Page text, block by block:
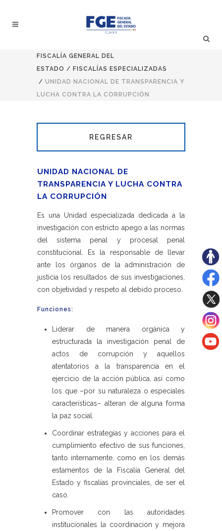
FISCALÍA GENERAL DEL
ESTADO / FISCALÍAS ESPECIALIZADAS
/ UNIDAD NACIONAL DE TRANSPARENCIA Y
LUCHA CONTRA LA CORRUPCIÓN
REGRESAR
UNIDAD NACIONAL DE
TRANSPARENCIA Y LUCHA CONTRA
LA CORRUPCIÓN
Es una Unidad especializada dedicada a la
investigación con estricto apego a las normas
del sistema penal y procesal penal
constitucional. Es la responsable de llevar
ante los órganos de la administración de
justicia los resultados de sus investigaciones,
con objetividad y respeto al debido proceso.
Funciones:
Liderar de manera orgánica y
estructurada la investigación penal de
actos de corrupción y aquellos
atentatorios a la transparencia en el
ejercicio de la acción pública, así como
los que –por su naturaleza o especiales
características– alteran de alguna forma
la paz social.
Coordinar estrategias y acciones para el
cumplimiento efectivo de sus funciones,
tanto internamente, como en los demás
estamentos de la Fiscalía General del
Estado y fiscalías provinciales, de ser el
caso.
Promover con las autoridades
institucionales la coordinación y mejora